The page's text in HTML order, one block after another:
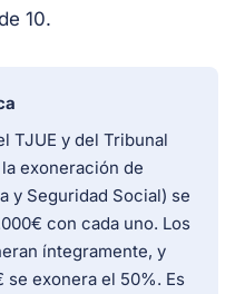
10.
TJUE y del Tribunal
exoneración de
y Seguridad Social) se
con cada uno. Los
íntegramente, y
se exonera el 50%. Es